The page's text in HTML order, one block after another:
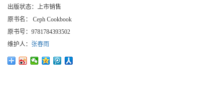
出版状态： 上市销售
原书名：
Ceph Cookbook
原书号： 9781784393502
维护人： 张春雨